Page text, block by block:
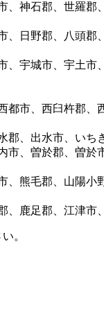
、神石郡、世羅
、日野郡、八頭郡
、宇城市、宇土
都市、西臼杵郡
郡、出水市、い
市、曽於郡、曽
、熊毛郡、山陽
、鹿足郡、江津
。